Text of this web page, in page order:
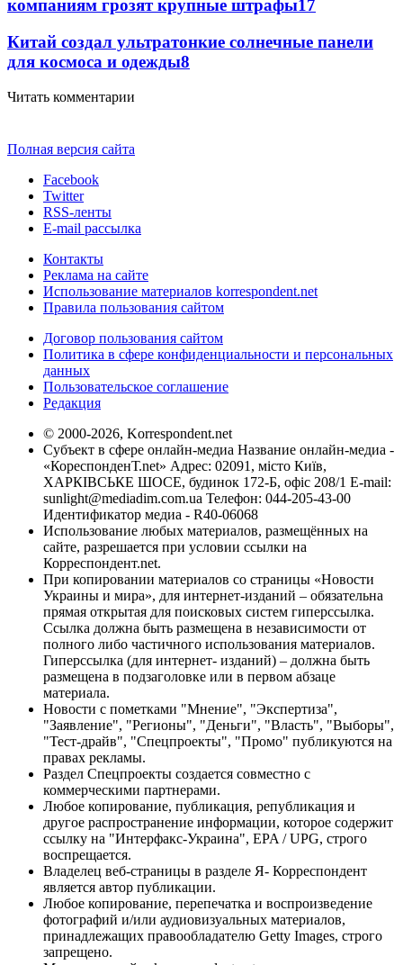
компаниям грозят крупные штрафы17
Китай создал ультратонкие солнечные панели
для космоса и одежды8
Читать комментарии
Полная версия сайта
Facebook
Twitter
RSS-ленты
E-mail рассылка
Контакты
Реклама на сайте
Использование материалов korrespondent.net
Правила пользования сайтом
Договор пользования сайтом
Политика в сфере конфиденциальности и персональных
данных
Пользовательское соглашение
Редакция
© 2000-2026, Korrespondent.net
Субъект в сфере онлайн-медиа Название онлайн-медиа -
«КореспонденТ.net» Адрес: 02091, місто Київ,
ХАРКІВСЬКЕ ШОСЕ, будинок 172-Б, офіс 208/1 E-mail:
sunlight@mediadim.com.ua Телефон: 044-205-43-00
Идентификатор медиа - R40-06068
Использование любых материалов, размещённых на
сайте, разрешается при условии ссылки на
Корреспондент.net.
При копировании материалов со страницы «Новости
Украины и мира», для интернет-изданий – обязательна
прямая открытая для поисковых систем гиперссылка.
Ссылка должна быть размещена в независимости от
полного либо частичного использования материалов.
Гиперссылка (для интернет- изданий) – должна быть
размещена в подзаголовке или в первом абзаце
материала.
Новости с пометками "Мнение", "Экспертиза",
"Заявление", "Регионы", "Деньги", "Власть", "Выборы",
"Тест-драйв", "Спецпроекты", "Промо" публикуются на
правах рекламы.
Раздел Спецпроекты создается совместно с
коммерческими партнерами.
Любое копирование, публикация, републикация и
другое распространение информации, которое содержит
ссылку на "Интерфакс-Украина", EPA / UPG, строго
воспрещается.
Владелец веб-страницы в разделе Я- Корреспондент
является автор публикации.
Любое копирование, перепечатка и воспроизведение
фотографий и/или аудиовизуальных материалов,
принадлежащих правообладателю Getty Images, строго
запрещено.